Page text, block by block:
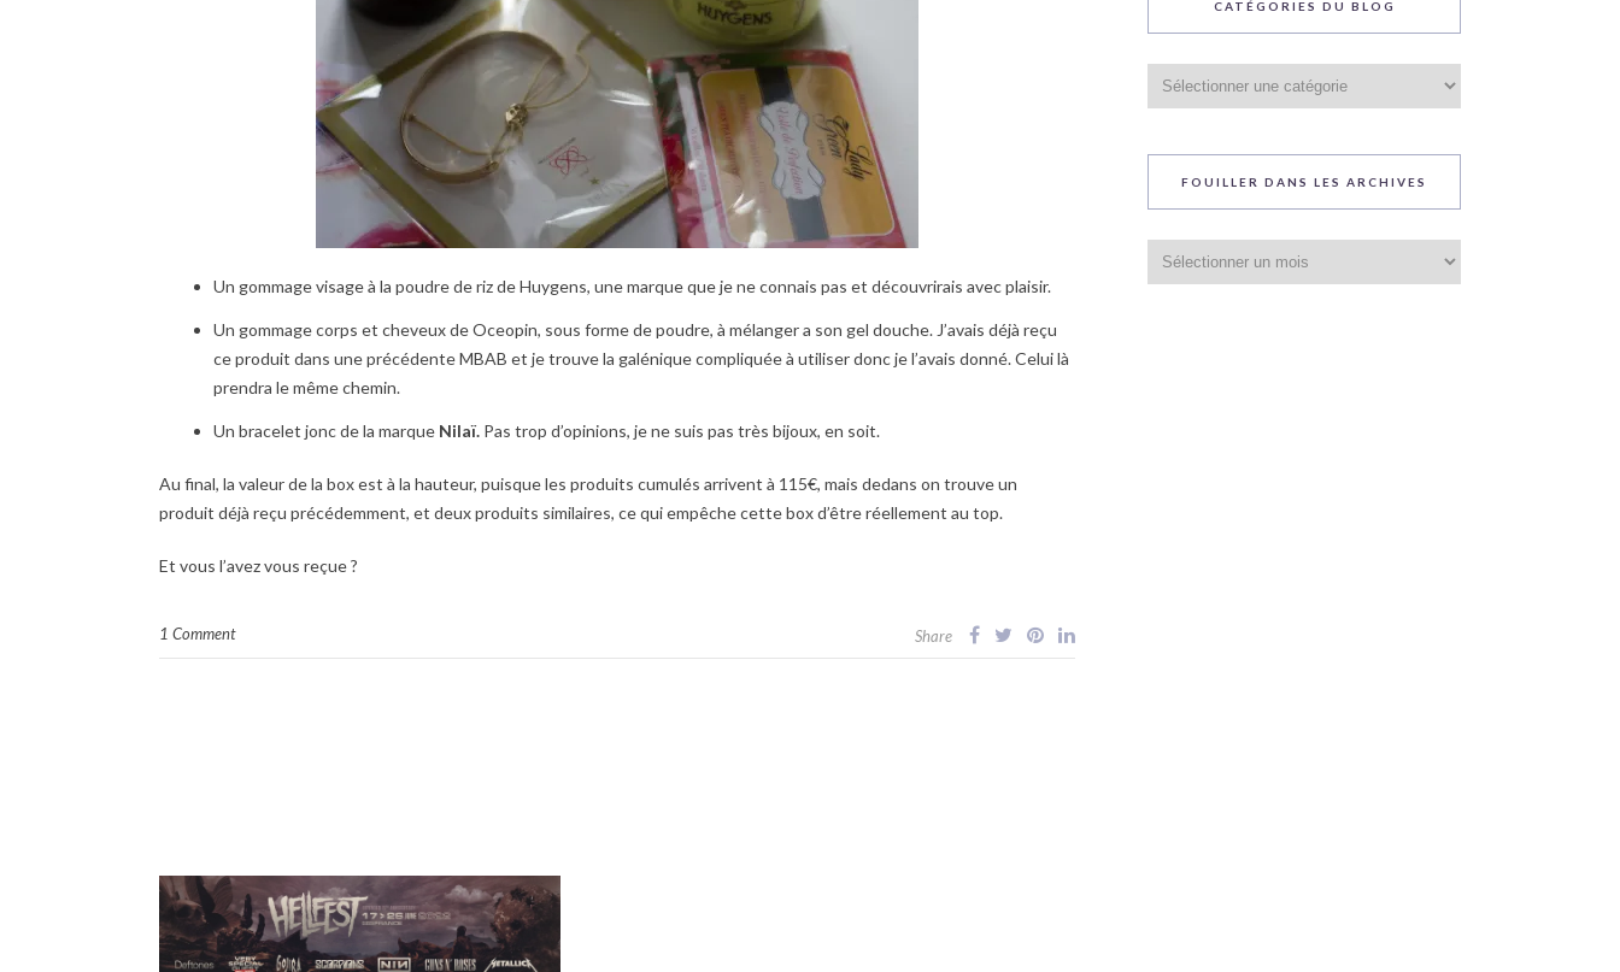
Un gommage visage à la poudre de riz de Huygens, une marque que je ne connais pas et découvrirais avec plaisir.
Un gommage corps et cheveux de Oceopin, sous forme de poudre, à mélanger a son gel douche. J’avais déjà reçu
ce produit dans une précédente MBAB et je trouve la galénique compliquée à utiliser donc je l’avais donné. Celui là
prendra le même chemin.
Un bracelet jonc de la marque Nilaï. Pas trop d’opinions, je ne suis pas très bijoux, en soit.
Au final, la valeur de la box est à la hauteur, puisque les produits cumulés arrivent à 115€, mais dedans on trouve un
produit déjà reçu précédemment, et deux produits similaires, ce qui empêche cette box d’être réellement au top.
Et vous l’avez vous reçue ?
1 Comment Share
CATÉGORIES DU BLOG
du
blog
FOUILLER DANS LES ARCHIVES
dans
les